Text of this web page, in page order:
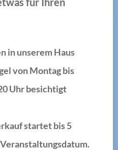
in unserem Haus
von Montag bis
Uhr besichtigt
startet bis 5
.